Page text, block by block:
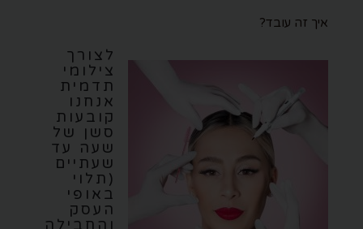
איך זה עובד?
לצורך
צילומי
תדמית
אנחנו
קובעות
סשן של
שעה עד
שעתיים
(תלוי
באופי
העסק
והחבילה